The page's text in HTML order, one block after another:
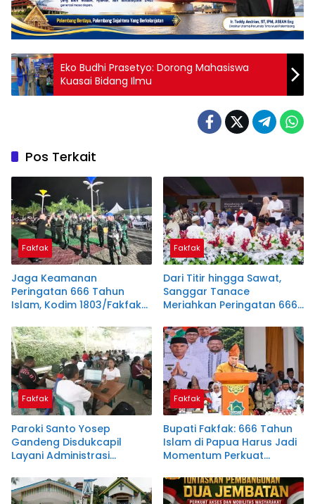
Eko Budhi Prasetyo: Dorong Mahasiswa
Kuasai Bidang Ilmu
Pos Terkait
Fakfak
Jaga Keamanan
Peringatan 666 Tahun
Islam, Kodim 1803/Fakfak
Kebersamaan
Fakfak
Dari Titir hingga Sawat,
Sanggar Tanace
Meriahkan Peringatan 666
Papua
Fakfak
Paroki Santo Yosep
Gandeng Disdukcapil
Layani Administrasi
Instruksi Bupati Samaun
Dahlan
Fakfak
Bupati Fakfak: 666 Tahun
Islam di Papua Harus Jadi
Momentum Perkuat